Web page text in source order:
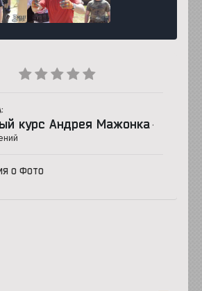
курс Андрея Мажонка ·
О ФОТО